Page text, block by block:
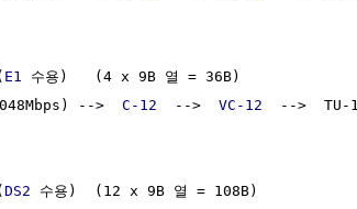
E1
수용)   (4 x 9B 열 = 36B)
--> C-12
  -->
VC-12
-->  TU-
DS2 수용)  (12 x 9B 열 = 108B)